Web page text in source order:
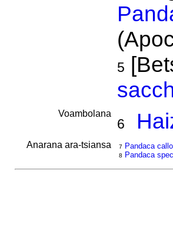
5
Voambolana
6
Anarana ara-tsiansa 7 Pandaca
8 Pandaca